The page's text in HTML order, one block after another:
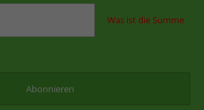
Was ist die Summe